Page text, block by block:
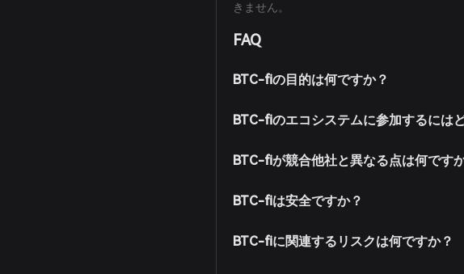
きません。
FAQ
BTC-fiの目的は何ですか？
BTC-fiのエコシステムに参加するには
BTC-fiが競合他社と異なる点は何です
BTC-fiは安全ですか？
BTC-fiに関連するリスクは何ですか？